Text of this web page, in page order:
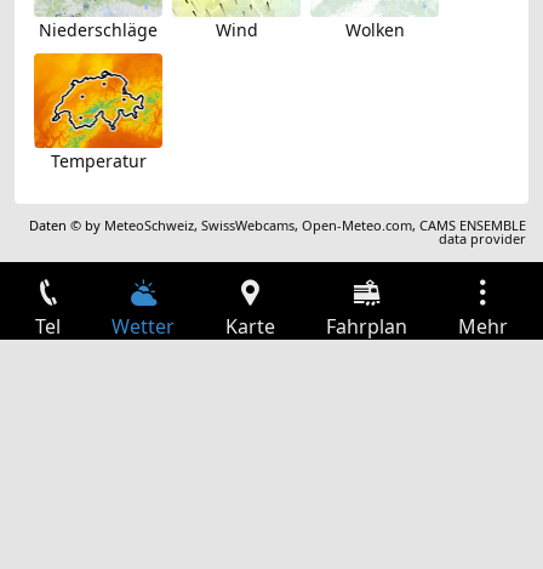
Niederschläge Wind Wolken
Temperatur
Daten © by MeteoSchweiz,SwissWebcams,Open-Meteo.com,CAMS ENSEMBLE
data provider
Tel Wetter Karte Fahrplan Mehr